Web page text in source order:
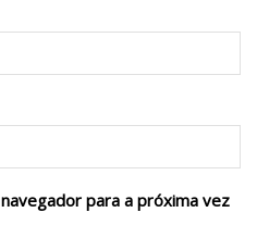
para a próxima vez